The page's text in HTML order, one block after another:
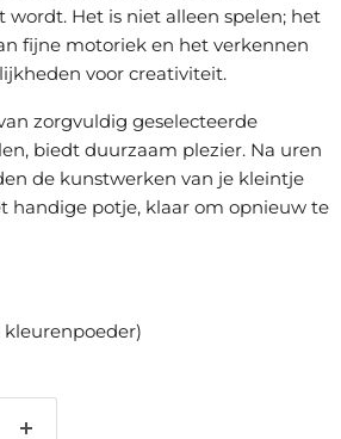
wordt. Het is niet alleen spelen; het
fijne motoriek en het verkennen
voor creativiteit.
zorgvuldig geselecteerde
biedt duurzaam plezier. Na uren
de kunstwerken van je kleintje
handige potje, klaar om opnieuw te
kleurenpoeder)